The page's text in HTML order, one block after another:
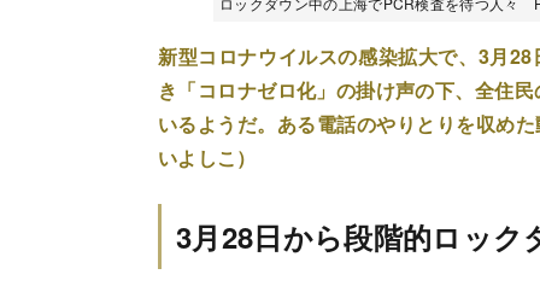
新型コロナウイルスの感染拡大で、3月
き「コロナゼロ化」の掛け声の下、全住
いるようだ。ある電話のやりとりを収め
いよしこ）
3月28日から段階的ロック